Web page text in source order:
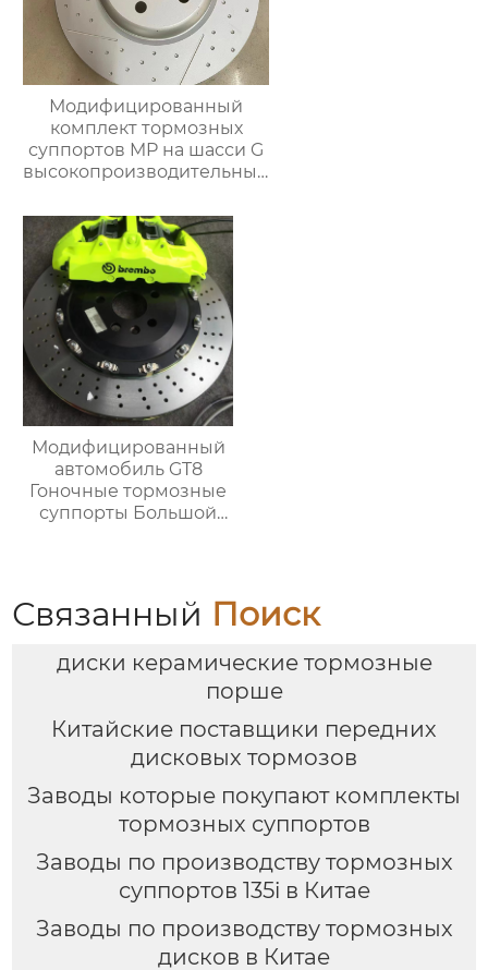
Модифицированный
комплект тормозных
суппортов MP на шасси G
высокопроизводительный
тормозов тормозной
суппорт для BMW серии
g38 g30 g12 g02
Модифицированный
автомобиль GT8
Гоночные тормозные
суппорты Большой
суппортом для дисков
19 дюймов
Связанный Поиск
диски керамические тормозные
порше
Китайские поставщики передних
дисковых тормозов
Заводы которые покупают комплекты
тормозных суппортов
Заводы по производству тормозных
суппортов 135i в Китае
Заводы по производству тормозных
дисков в Китае